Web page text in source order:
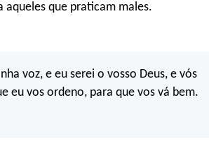
aqueles que praticam males.
voz, e eu serei o vosso Deus, e vós
eu vos ordeno, para que vos vá bem.